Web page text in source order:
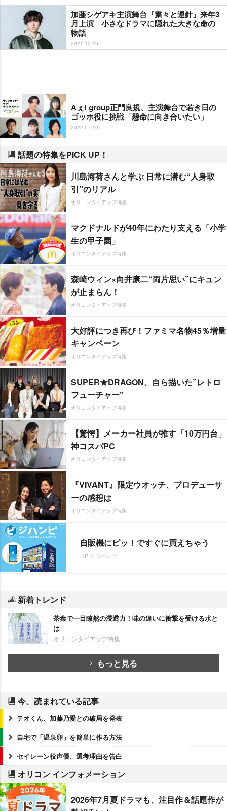
加藤シゲアキ主演舞台『粛々と運針』来年3
月上演 小さなドラマに隠れた大きな命の
物語
2021-12-19
Aぇ! group正門良規、主演舞台で若き日の
ゴッホ役に挑戦「懸命に向き合いたい」
2022-07-10
話題の特集をPICK UP！
川島海荷さんと学ぶ 日常に潜む“人身取
引”のリアル
オリコンタイアップ特集
マクドナルドが40年にわたり支える「小学
生の甲子園」
オリコンタイアップ特集
森崎ウィン×向井康二“両片思い”にキュン
が止まらん！
オリコンタイアップ特集
大好評につき再び！ファミマ名物45％増量
キャンペーン
オリコンタイアップ特集
SUPER★DRAGON、自ら描いた”レトロ
フューチャー”
オリコンタイアップ特集
【驚愕】メーカー社員が推す「10万円台」
神コスパPC
オリコンタイアップ特集
『VIVANT』限定ウオッチ、プロデューサ
ーの感想は
オリコンタイアップ特集
自販機にピッ！ですぐに買えちゃう
（PR）ジハンピ
新着トレンド
茶葉で一目瞭然の浸透力！味の違いに衝撃を受ける水と
は
オリコンタイアップ特集
もっと見る
今、読まれている記事
テオくん、加藤乃愛との破局を発表
自宅で「温泉卵」を簡単に作る方法
セイレーン役声優、選考理由を告白
オリコン インフォメーション
2026年7月夏ドラマも、注目作＆話題作が